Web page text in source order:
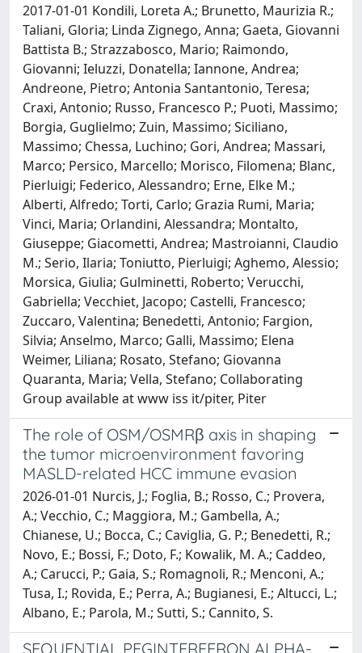
2017-01-01 Kondili, Loreta A.; Brunetto, Maurizia R.;
Taliani, Gloria; Linda Zignego, Anna; Gaeta, Giovanni
Battista B.; Strazzabosco, Mario; Raimondo,
Giovanni; Ieluzzi, Donatella; Iannone, Andrea;
Andreone, Pietro; Antonia Santantonio, Teresa;
Craxi, Antonio; Russo, Francesco P.; Puoti, Massimo;
Borgia, Guglielmo; Zuin, Massimo; Siciliano,
Massimo; Chessa, Luchino; Gori, Andrea; Massari,
Marco; Persico, Marcello; Morisco, Filomena; Blanc,
Pierluigi; Federico, Alessandro; Erne, Elke M.;
Alberti, Alfredo; Torti, Carlo; Grazia Rumi, Maria;
Vinci, Maria; Orlandini, Alessandra; Montalto,
Giuseppe; Giacometti, Andrea; Mastroianni, Claudio
M.; Serio, Ilaria; Toniutto, Pierluigi; Aghemo, Alessio;
Morsica, Giulia; Gulminetti, Roberto; Verucchi,
Gabriella; Vecchiet, Jacopo; Castelli, Francesco;
Zuccaro, Valentina; Benedetti, Antonio; Fargion,
Silvia; Anselmo, Marco; Galli, Massimo; Elena
Weimer, Liliana; Rosato, Stefano; Giovanna
Quaranta, Maria; Vella, Stefano; Collaborating
Group available at www iss it/piter, Piter
The role of OSM/OSMRβ axis in shaping
the tumor microenvironment favoring
MASLD-related HCC immune evasion
2026-01-01 Nurcis, J.; Foglia, B.; Rosso, C.; Provera,
A.; Vecchio, C.; Maggiora, M.; Gambella, A.;
Chianese, U.; Bocca, C.; Caviglia, G. P.; Benedetti, R.;
Novo, E.; Bossi, F.; Doto, F.; Kowalik, M. A.; Caddeo,
A.; Carucci, P.; Gaia, S.; Romagnoli, R.; Menconi, A.;
Tusa, I.; Rovida, E.; Perra, A.; Bugianesi, E.; Altucci, L.;
Albano, E.; Parola, M.; Sutti, S.; Cannito, S.
SEQUENTIAL PEGINTERFERON ALPHA-